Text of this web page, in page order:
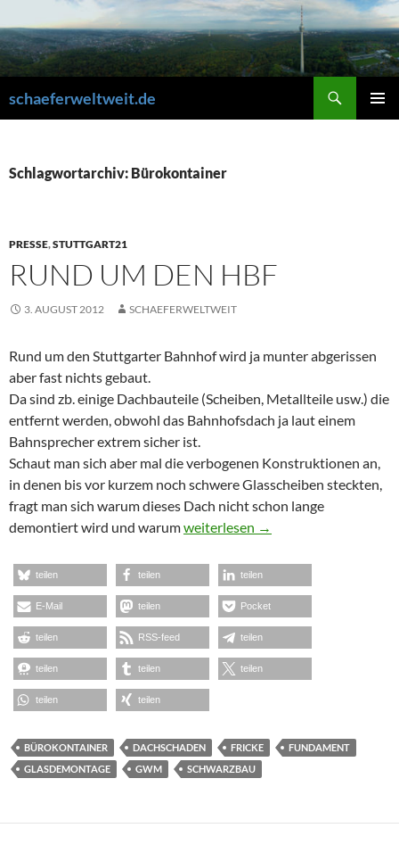
Inhalt
springen
schaeferweltweit.de
Schlagwortarchiv: Bürokontainer
PRESSE,STUTTGART21
RUND UM DEN HBF
3. AUGUST 2012 SCHAEFERWELTWEIT
Rund um den Stuttgarter Bahnhof wird ja munter abgerissen
aber fast nichts gebaut.
Da sind zb. einige Dachbauteile (Scheiben, Metallteile usw.) die
entfernt werden, obwohl das Bahnhofsdach ja laut einem
Bahnsprecher extrem sicher ist.
Schaut man sich aber mal die verbogenen Konstruktionen an,
in denen bis vor kurzem noch schwere Glasscheiben steckten,
fragt man sich warum dieses Dach nicht schon lange
demontiert wird und warumRund um den HBF
weiterlesen →
teilen teilen teilen
E-Mail teilen Pocket
teilen RSS-feed teilen
teilen teilen teilen
teilen teilen
BÜROKONTAINER DACHSCHADEN FRICKE
FUNDAMENT
GLASDEMONTAGE
GWM SCHWARZBAU